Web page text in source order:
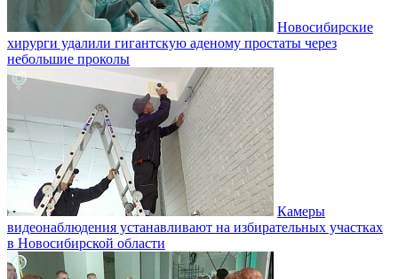
Новосибирские
хирурги удалили гигантскую аденому простаты через
небольшие проколы
Камеры
видеонаблюдения устанавливают на избирательных участках
в Новосибирской области